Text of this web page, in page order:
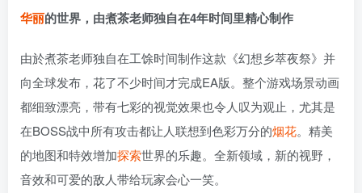
华丽的世界，由煮茶老师独自在4年时间里精心制作
由於煮茶老师独自在工馀时间制作这款《幻想乡萃夜祭》并
向全球发布，花了不少时间才完成EA版。整个游戏场景动画
都细致漂亮，带有七彩的视觉效果也令人叹为观止，尤其是
在BOSS战中所有攻击都让人联想到色彩万分的烟花。精美
的地图和特效增加探索世界的乐趣。全新领域，新的视野，
音效和可爱的敌人带给玩家会心一笑。